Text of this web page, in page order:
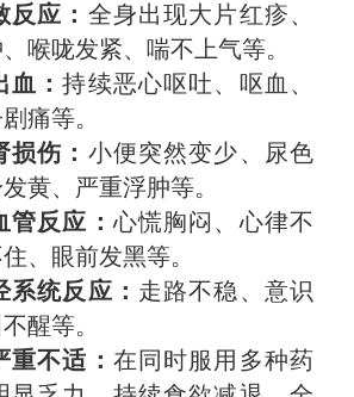
反应： 全身出现大片红疹、
喉咙发紧、喘不上气等。
血：持续恶心呕吐、呕血、
痛等。
伤： 小便突然变少、尿色
黄、严重浮肿等。
管反应：心慌胸闷、心律不
、眼前发黑等。
系统反应： 走路不稳、意识
醒等。
重不适： 在同时服用多种药